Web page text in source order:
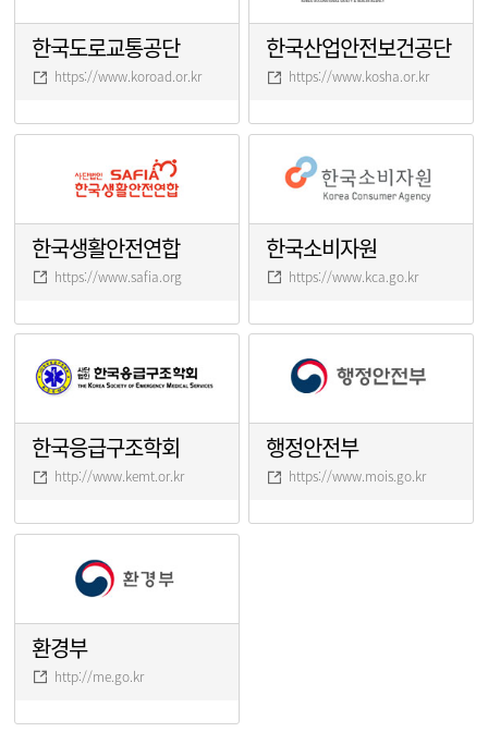
한국도로교통공단
https://www.koroad.or.kr
한국산업안전보건공단
https://www.kosha.or.kr
한국생활안전연합
https://www.safia.org
한국소비자원
https://www.kca.go.kr
한국응급구조학회
http://www.kemt.or.kr
행정안전부
https://www.mois.go.kr
환경부
http://me.go.kr